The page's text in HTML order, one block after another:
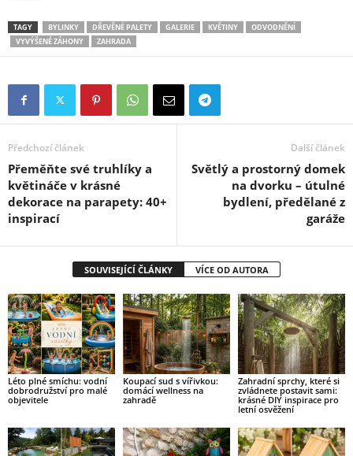
TAGY BYLINKY DŘEVĚNÉ PALETY GALERIE KVĚTINY
ODVODNĚNÍ
VYVÝŠENÉ ZÁHONY
ZAHRADA
Předchozí článek
Přeměňte své truhlíky a
květináče v krásné
dekorace na parapety: 40+
inspirací
Další článek
Světlý a prostorný domek
na dvorku – útulné
bydlení, předělané z
garáže
SOUVISEJÍCÍ ČLÁNKY VÍCE OD AUTORA
Léto plné smíchu: vodní
dobrodružství pro malé
objevitele
Koupací sud s vířivkou:
domácí wellness na
zahradě
Zahradní sprchy, které si
zvládnete postavit sami:
krásné DIY inspirace pro
letní osvěžení